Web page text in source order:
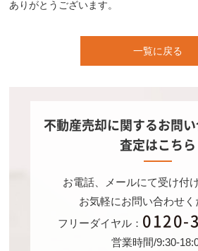
ありがとうございます。
一覧に戻る
不動産売却に関するお問
査定はこちら
お電話、メールにて受け付
お気軽にお問い合わせく
フリーダイヤル： 0120-
営業時間/9:30-